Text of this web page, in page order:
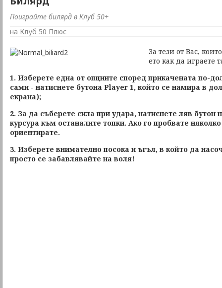
Поиграйте билярд в Клуб 50+
на Клуб 50 Плюс
За тези от Вас,
ето как да играете
1. Изберете една от опциите според прикачената по-
сами - натиснете бутона Player 1, който се намира в
екрана);
2. За да съберете сила при удара, натиснете ляв бутон
курсура към останалите топки. Ако го пробвате
ориентирате.
3. Изберете внимателно посока и ъгъл, в който да
просто се забавлявайте на воля!